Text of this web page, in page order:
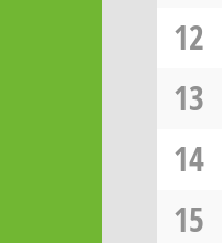
12
13
14
15